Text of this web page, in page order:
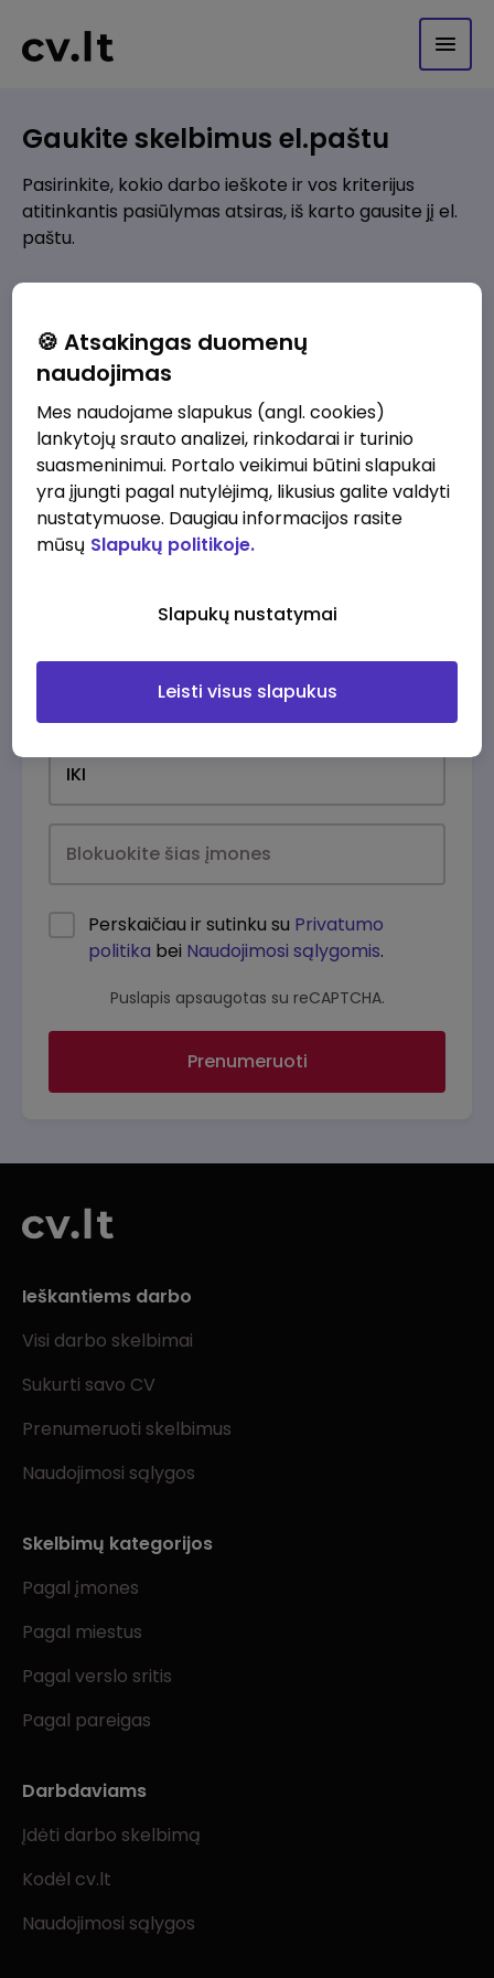
Gaukite skelbimus el.paštu
Pasirinkite, kokio darbo ieškote ir vos kriterijus
atitinkantis pasiūlymas atsiras, iš karto gausite jį el.
paštu.
Pridėti naują
Kokios srities darbo pasiūlymai jus domina?
Pridėti naują
Perskaičiau ir sutinku su Privatumo
politika bei Naudojimosi sąlygomis.
Puslapis apsaugotas su reCAPTCHA.
Prenumeruoti
Ieškantiems darbo
Visi darbo skelbimai
Sukurti savo CV
Prenumeruoti skelbimus
Naudojimosi sąlygos
Skelbimų kategorijos
Pagal įmones
Pagal miestus
Pagal verslo sritis
Pagal pareigas
Darbdaviams
Įdėti darbo skelbimą
Kodėl cv.lt
Naudojimosi sąlygos
🍪 Atsakingas duomenų
naudojimas
Mes naudojame slapukus (angl. cookies)
lankytojų srauto analizei, rinkodarai ir turinio
suasmeninimui. Portalo veikimui būtini slapukai
yra įjungti pagal nutylėjimą, likusius galite valdyti
nustatymuose. Daugiau informacijos rasite
mūsų Slapukų politikoje.
Slapukų nustatymai
Leisti visus slapukus